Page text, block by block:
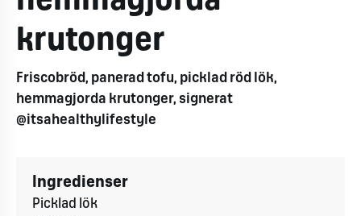
krutonger
Friscobröd, panerad tofu, picklad röd lök,
hemmagjorda krutonger, signerat
@itsahealthylifestyle
Ingredienser
Picklad lök